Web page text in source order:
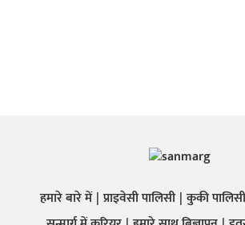
हमारे बारे में प्राइवेसी पालिसी कुकी पालिसी